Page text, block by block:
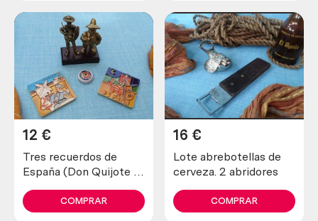
Tres recuerdos de
España (Don Quijote e
12 €
COMPRAR
Lote abrebotellas de
cerveza. 2 abridores
16 €
COMPRAR